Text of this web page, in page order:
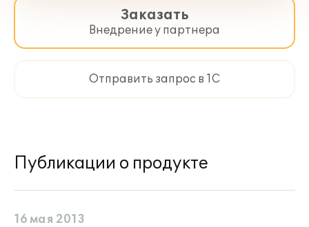
Заказать
Внедрение у партнера
Отправить запрос в 1С
Публикации о продукте
16 мая 2013